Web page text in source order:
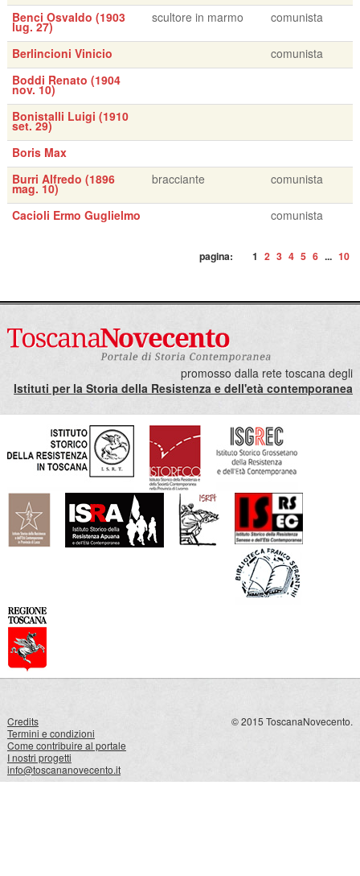
Benci Osvaldo (1903
lug. 27)
scultore in marmo comunista
Berlincioni Vinicio
comunista
Boddi Renato (1904
nov. 10)
Bonistalli Luigi (1910
set. 29)
Boris Max
Burri Alfredo (1896
mag. 10)
bracciante comunista
Cacioli Ermo Guglielmo comunista
pagina: 1 2 3 4 5 6 ... 10
promosso dalla rete toscana degli
Istituti per la Storia della Resistenza e dell'età contemporanea
Credits
Termini e condizioni
Come contribuire al portale
I nostri progetti
info@toscananovecento.it
© 2015 ToscanaNovecento.